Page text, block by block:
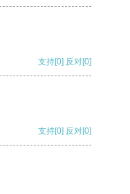
支持[0] 反对[0]
支持[0] 反对[0]